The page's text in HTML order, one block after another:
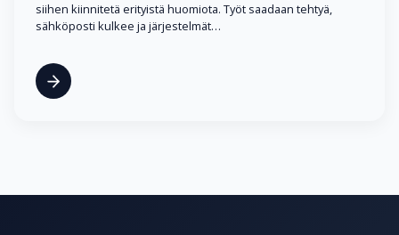
siihen kiinnitetä erityistä huomiota. Työt saadaan tehtyä,
sähköposti kulkee ja järjestelmät…